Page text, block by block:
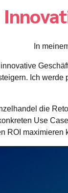
In
Ich
die
Use
ROI